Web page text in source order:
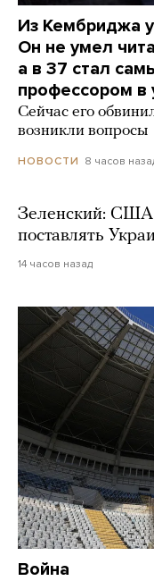
Из Кембриджа
Он не умел
а в 37 стал
профессором в
Сейчас его
возникли вопросы
НОВОСТИ 8 часов
Зеленский: США
поставлять
14 часов назад
Война